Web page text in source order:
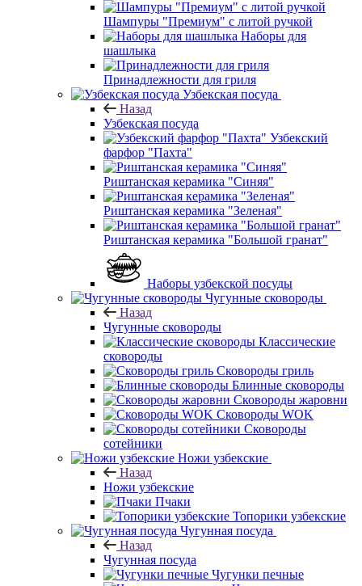
Шампуры "Премиум" с литой ручкой
Наборы для
шашлыка
Принадлежности для гриля
Узбекская посуда
Назад
Узбекская посуда
Узбекский
фарфор "Пахта"
Риштанская керамика "Синяя"
Риштанская керамика "Зеленая"
Риштанская керамика "Большой гранат"
Наборы узбекской посуды
Чугунные сковороды
Назад
Чугунные сковороды
Классические
сковороды
Сковороды гриль
Блинные сковороды
Сковороды жаровни
Сковороды WOK
Сковороды
сотейники
Ножи узбекские
Назад
Ножи узбекские
Пчаки
Топорики узбекские
Чугунная посуда
Назад
Чугунная посуда
Чугунки печные